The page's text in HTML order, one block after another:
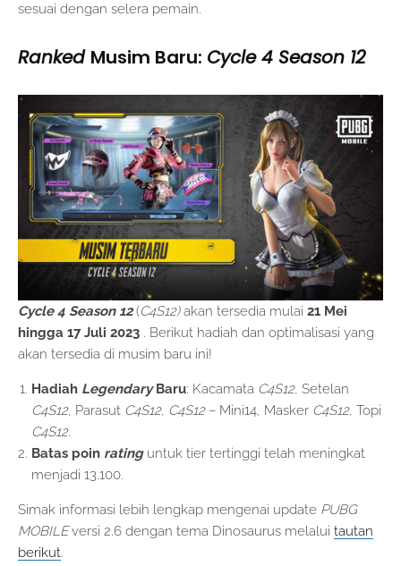
sesuai dengan selera pemain.
Ranked Musim Baru: Cycle 4 Season 12
Cycle 4 Season 12 (C4S12)akan tersedia mulai 21 Mei
hingga 17 Juli 2023 . Berikut hadiah dan optimalisasi yang
akan tersedia di musim baru ini!
Hadiah LegendaryBaru: Kacamata C4S12, Setelan
C4S12, Parasut C4S12, C4S12 – Mini14, Masker C4S12, Topi
C4S12.
Batas poin ratinguntuk tier tertinggi telah meningkat
menjadi 13.100.
Simak informasi lebih lengkap mengenai update PUBG
MOBILEversi 2.6 dengan tema Dinosaurus melalui tautan
berikut.